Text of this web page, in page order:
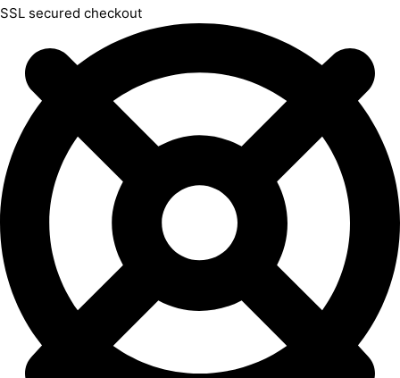
SSL secured checkout